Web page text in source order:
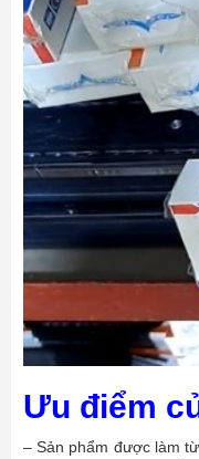
Ưu điểm
– Sản phẩm được làm